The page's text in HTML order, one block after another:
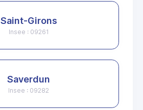
Saint-Girons
Insee : 09261
Saverdun
Insee : 09282